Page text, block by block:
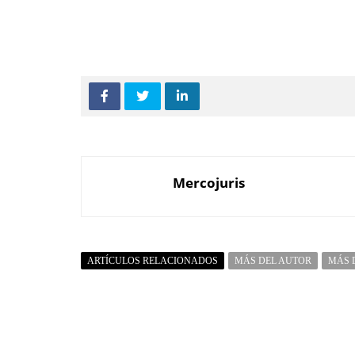
Mercojuris
ARTÍCULOS RELACIONADOS MÁS DEL AUTOR MÁS